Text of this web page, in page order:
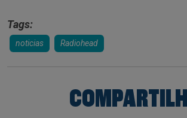
Tags:
noticias Radiohead